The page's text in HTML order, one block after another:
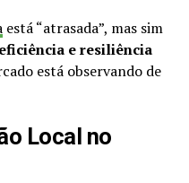
está “atrasada”, mas sim
e resiliência
está observando de
Local no